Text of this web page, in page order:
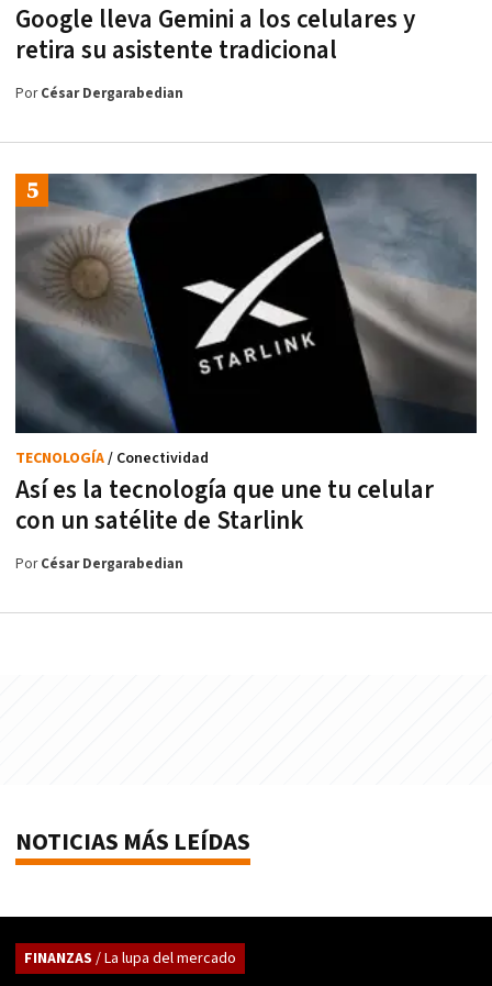
Google lleva Gemini a los celulares y
retira su asistente tradicional
PorCésar Dergarabedian
Así es la tecnología que une tu celular
con un satélite de Starlink
TECNOLOGÍA/ Conectividad
PorCésar Dergarabedian
NOTICIAS MÁS LEÍDAS
FINANZAS / La lupa del mercado